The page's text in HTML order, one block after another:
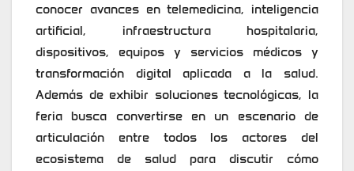
conocer avances en telemedicina, inteligencia
artificial, infraestructura hospitalaria,
dispositivos, equipos y servicios médicos y
transformación digital aplicada a la salud.
Además de exhibir soluciones tecnológicas, la
feria busca convertirse en un escenario de
articulación entre todos los actores del
ecosistema de salud para discutir cómo